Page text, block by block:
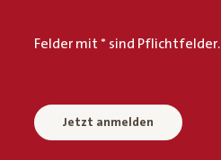
Felder mit * sind Pflichtfelder.
Jetzt anmelden